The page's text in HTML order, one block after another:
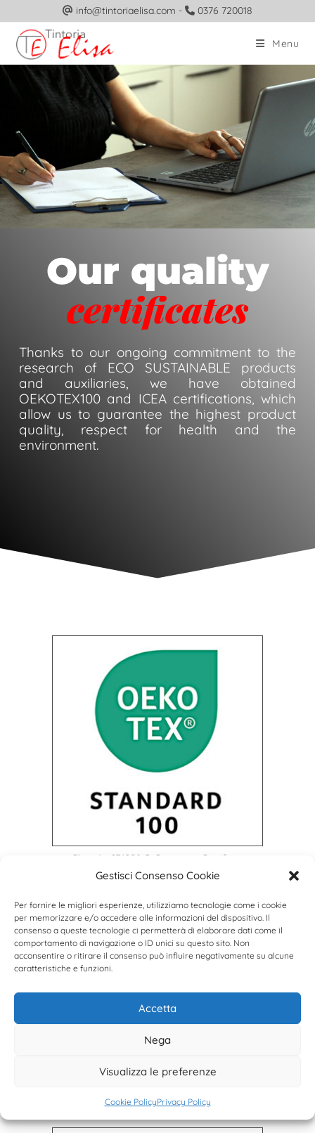
Gestisci Consenso Cookie
Per fornire le migliori esperienze, utilizziamo tecnologie come i cookie
per memorizzare e/o accedere alle informazioni del dispositivo. Il
consenso a queste tecnologie ci permetterà di elaborare dati come il
comportamento di navigazione o ID unici su questo sito. Non
acconsentire o ritirare il consenso può influire negativamente su alcune
caratteristiche e funzioni.
Accetta
Nega
Visualizza le preferenze
Cookie PolicyPrivacy Policy
info@tintoriaelisa.com - 0376 720018
Menu
Our quality
certificates
Thanks to our ongoing commitment to the
research of ECO SUSTAINABLE products
and auxiliaries, we have obtained
OEKOTEX100 and ICEA certifications, which
allow us to guarantee the highest product
quality, respect for health and the
environment.
Class 1 - 071228.O Centrocot Certificate
ICEA - GRS certification institute